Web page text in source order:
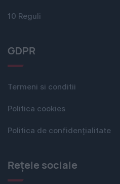
10 Reguli
GDPR
Termeni si conditii
Politica cookies
Politica de confidențialitate
Rețele sociale